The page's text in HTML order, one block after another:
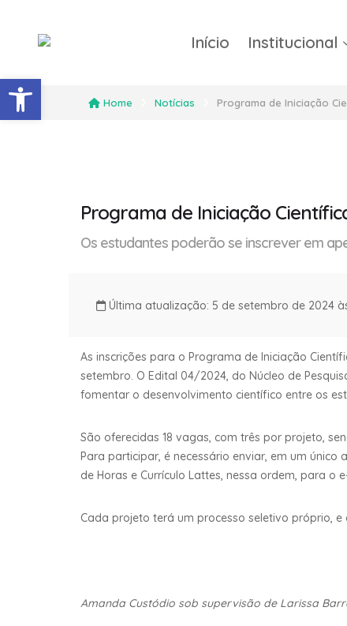
Início Institucional
Home Notícias Programa de Iniciação
Programa de Iniciação
Os estudantes poderão se inscrever em
Última atualização: 5 de setembro de 2024
As inscrições para o Programa de Iniciação
setembro. O Edital 04/2024, do Núcleo de
fomentar o desenvolvimento científico entre os
São oferecidas 18 vagas, com três por projeto,
Para participar, é necessário enviar, em um único
de Horas e Currículo Lattes, nessa ordem, para o
Cada projeto terá um processo seletivo próprio,
Amanda Custódio sob supervisão de Larissa
Barra de Ferramentas Aberta